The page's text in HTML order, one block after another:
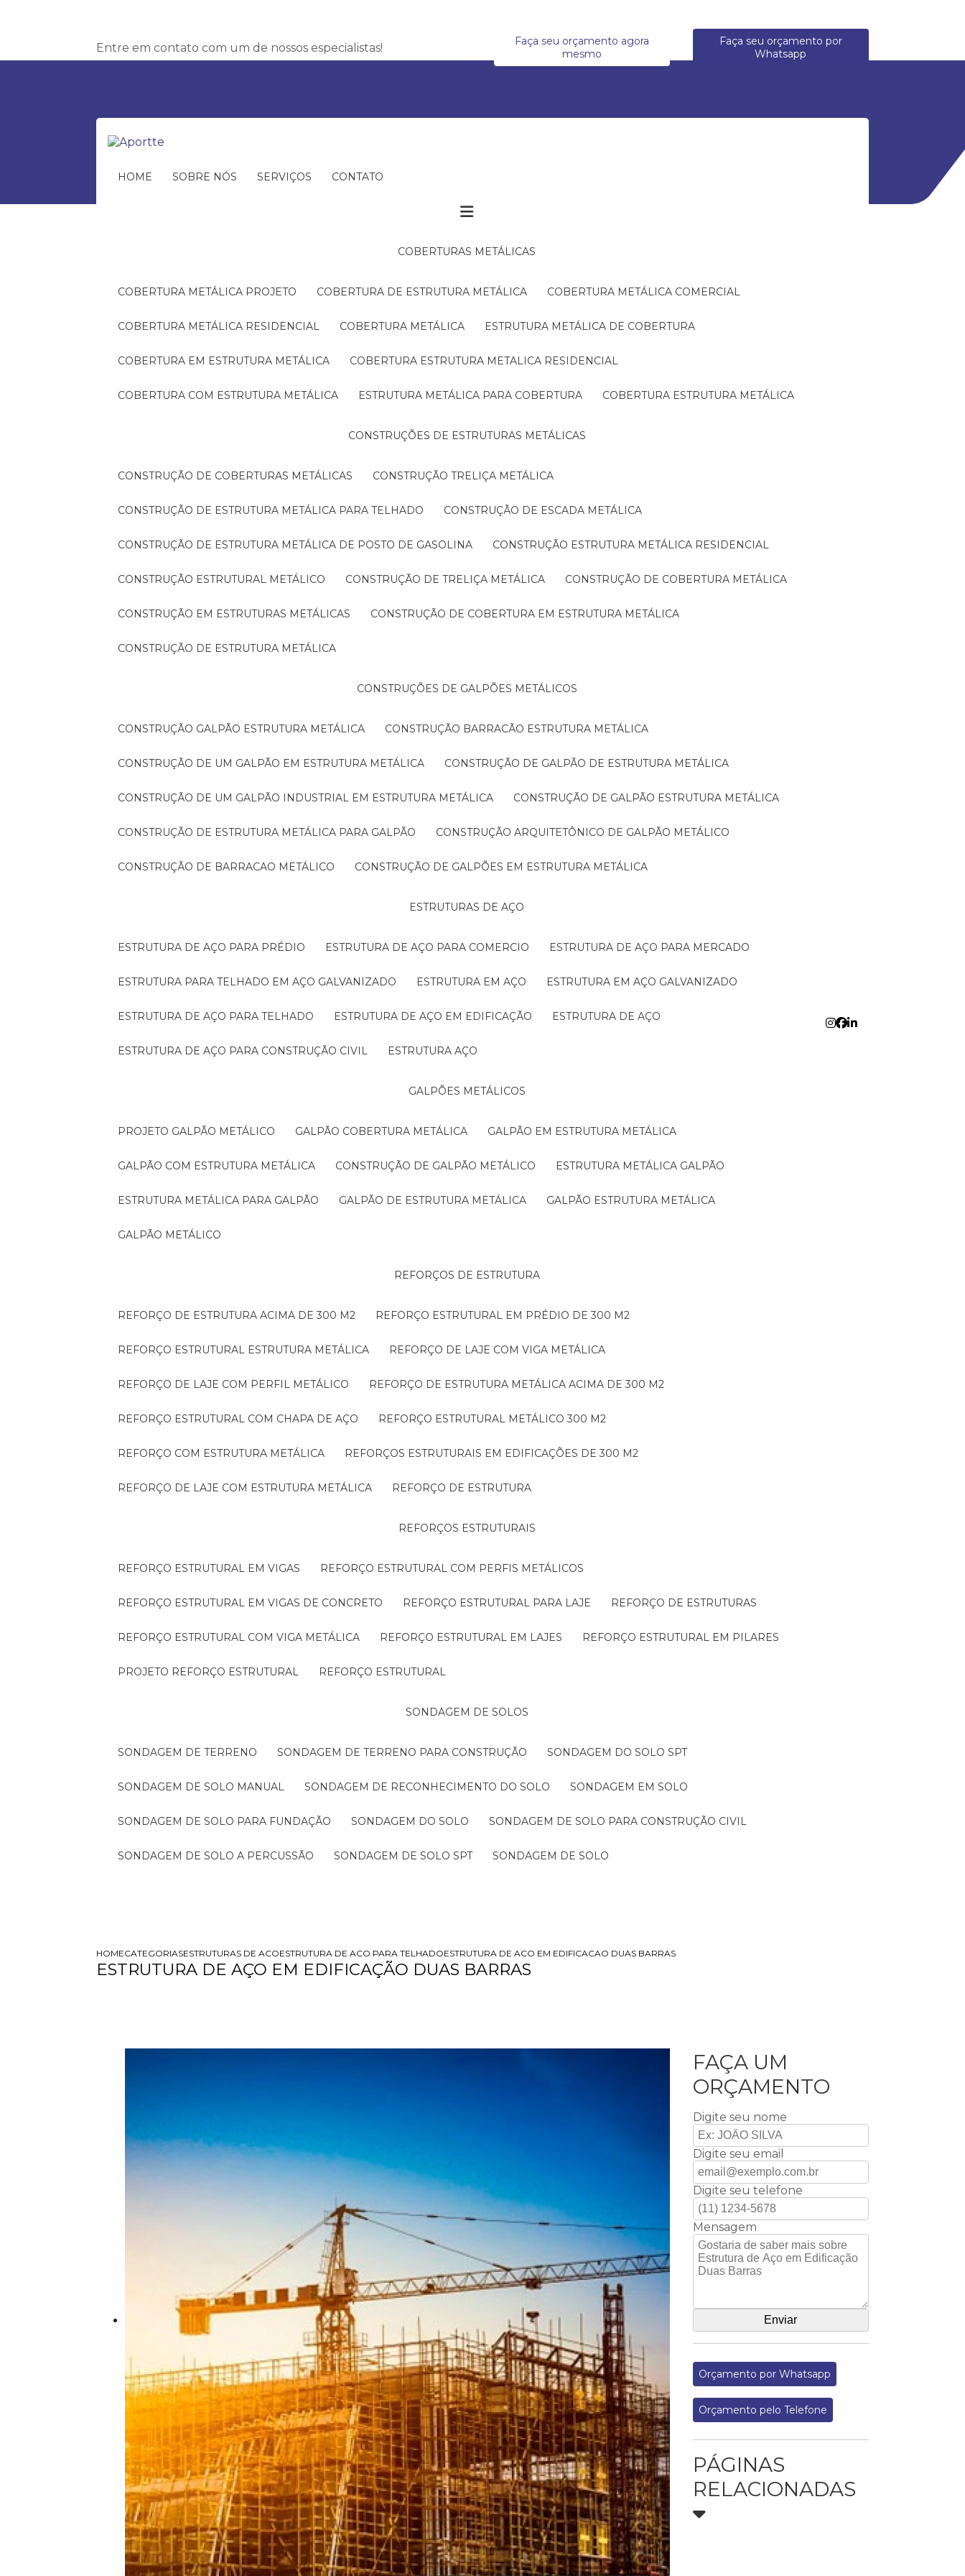
Entre em contato com um de nossos especialistas!
Faça seu orçamento agora
mesmo
Faça seu orçamento por
Whatsapp
HOME SOBRE NÓS SERVIÇOS CONTATO
COBERTURAS METÁLICAS
COBERTURA METÁLICA PROJETO COBERTURA DE ESTRUTURA METÁLICA COBERTURA METÁLICA COMERCIAL
COBERTURA METÁLICA RESIDENCIAL COBERTURA METÁLICA ESTRUTURA METÁLICA DE COBERTURA
COBERTURA EM ESTRUTURA METÁLICA COBERTURA ESTRUTURA METALICA RESIDENCIAL
COBERTURA COM ESTRUTURA METÁLICA ESTRUTURA METÁLICA PARA COBERTURA COBERTURA ESTRUTURA METÁLICA
CONSTRUÇÕES DE ESTRUTURAS METÁLICAS
CONSTRUÇÃO DE COBERTURAS METÁLICAS CONSTRUÇÃO TRELIÇA METÁLICA
CONSTRUÇÃO DE ESTRUTURA METÁLICA PARA TELHADO CONSTRUÇÃO DE ESCADA METÁLICA
CONSTRUÇÃO DE ESTRUTURA METÁLICA DE POSTO DE GASOLINA CONSTRUÇÃO ESTRUTURA METÁLICA RESIDENCIAL
CONSTRUÇÃO ESTRUTURAL METÁLICO CONSTRUÇÃO DE TRELIÇA METÁLICA CONSTRUÇÃO DE COBERTURA METÁLICA
CONSTRUÇÃO EM ESTRUTURAS METÁLICAS CONSTRUÇÃO DE COBERTURA EM ESTRUTURA METÁLICA
CONSTRUÇÃO DE ESTRUTURA METÁLICA
CONSTRUÇÕES DE GALPÕES METÁLICOS
CONSTRUÇÃO GALPÃO ESTRUTURA METÁLICA CONSTRUÇÃO BARRACÃO ESTRUTURA METÁLICA
CONSTRUÇÃO DE UM GALPÃO EM ESTRUTURA METÁLICA CONSTRUÇÃO DE GALPÃO DE ESTRUTURA METÁLICA
CONSTRUÇÃO DE UM GALPÃO INDUSTRIAL EM ESTRUTURA METÁLICA CONSTRUÇÃO DE GALPÃO ESTRUTURA METÁLICA
CONSTRUÇÃO DE ESTRUTURA METÁLICA PARA GALPÃO CONSTRUÇÃO ARQUITETÔNICO DE GALPÃO METÁLICO
CONSTRUÇÃO DE BARRACAO METÁLICO CONSTRUÇÃO DE GALPÕES EM ESTRUTURA METÁLICA
ESTRUTURAS DE AÇO
ESTRUTURA DE AÇO PARA PRÉDIO ESTRUTURA DE AÇO PARA COMERCIO ESTRUTURA DE AÇO PARA MERCADO
ESTRUTURA PARA TELHADO EM AÇO GALVANIZADO ESTRUTURA EM AÇO ESTRUTURA EM AÇO GALVANIZADO
ESTRUTURA DE AÇO PARA TELHADO ESTRUTURA DE AÇO EM EDIFICAÇÃO ESTRUTURA DE AÇO
ESTRUTURA DE AÇO PARA CONSTRUÇÃO CIVIL ESTRUTURA AÇO
GALPÕES METÁLICOS
PROJETO GALPÃO METÁLICO GALPÃO COBERTURA METÁLICA GALPÃO EM ESTRUTURA METÁLICA
GALPÃO COM ESTRUTURA METÁLICA CONSTRUÇÃO DE GALPÃO METÁLICO ESTRUTURA METÁLICA GALPÃO
ESTRUTURA METÁLICA PARA GALPÃO GALPÃO DE ESTRUTURA METÁLICA GALPÃO ESTRUTURA METÁLICA
GALPÃO METÁLICO
REFORÇOS DE ESTRUTURA
REFORÇO DE ESTRUTURA ACIMA DE 300 M2 REFORÇO ESTRUTURAL EM PRÉDIO DE 300 M2
REFORÇO ESTRUTURAL ESTRUTURA METÁLICA REFORÇO DE LAJE COM VIGA METÁLICA
REFORÇO DE LAJE COM PERFIL METÁLICO REFORÇO DE ESTRUTURA METÁLICA ACIMA DE 300 M2
REFORÇO ESTRUTURAL COM CHAPA DE AÇO REFORÇO ESTRUTURAL METÁLICO 300 M2
REFORÇO COM ESTRUTURA METÁLICA REFORÇOS ESTRUTURAIS EM EDIFICAÇÕES DE 300 M2
REFORÇO DE LAJE COM ESTRUTURA METÁLICA REFORÇO DE ESTRUTURA
REFORÇOS ESTRUTURAIS
REFORÇO ESTRUTURAL EM VIGAS REFORÇO ESTRUTURAL COM PERFIS METÁLICOS
REFORÇO ESTRUTURAL EM VIGAS DE CONCRETO REFORÇO ESTRUTURAL PARA LAJE REFORÇO DE ESTRUTURAS
REFORÇO ESTRUTURAL COM VIGA METÁLICA REFORÇO ESTRUTURAL EM LAJES REFORÇO ESTRUTURAL EM PILARES
PROJETO REFORÇO ESTRUTURAL REFORÇO ESTRUTURAL
SONDAGEM DE SOLOS
SONDAGEM DE TERRENO SONDAGEM DE TERRENO PARA CONSTRUÇÃO SONDAGEM DO SOLO SPT
SONDAGEM DE SOLO MANUAL SONDAGEM DE RECONHECIMENTO DO SOLO SONDAGEM EM SOLO
SONDAGEM DE SOLO PARA FUNDAÇÃO SONDAGEM DO SOLO SONDAGEM DE SOLO PARA CONSTRUÇÃO CIVIL
SONDAGEM DE SOLO A PERCUSSÃO SONDAGEM DE SOLO SPT SONDAGEM DE SOLO
HOMECATEGORIASESTRUTURAS DE ACOESTRUTURA DE ACO PARA TELHADOESTRUTURA DE ACO EM EDIFICACAO DUAS BARRAS
ESTRUTURA DE AÇO EM EDIFICAÇÃO DUAS BARRAS
FAÇA UM
ORÇAMENTO
Digite seu nome
Digite seu email
Digite seu telefone
Mensagem
Orçamento por Whatsapp
Orçamento pelo Telefone
PÁGINAS
RELACIONADAS